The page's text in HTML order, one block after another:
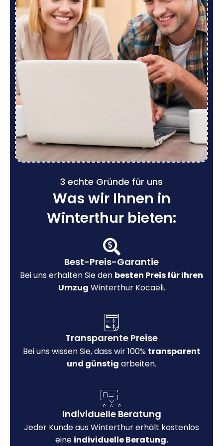
3 echte Gründe für uns
Was wir Ihnen in
Winterthur bieten:
Best-Preis-Garantie
Bei uns erhalten Sie den besten Preis für Ihren
Umzug Winterthur Kocaeli.
Transparente Preise
Bei uns wissen Sie, dass wir 100% transparent
und günstig arbeiten.
Individuelle Beratung
Jeder Kunde aus Winterthur erhält kostenlos
eine individuelle Beratung.